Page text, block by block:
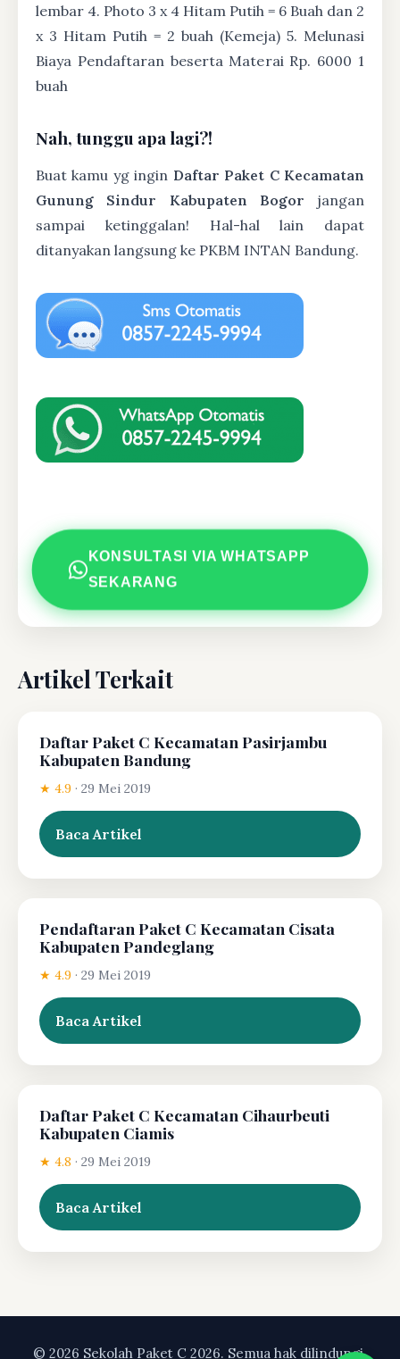
lembar 4. Photo 3 x 4 Hitam Putih = 6 Buah dan 2
x 3 Hitam Putih = 2 buah (Kemeja) 5. Melunasi
Biaya Pendaftaran beserta Materai Rp. 6000 1
buah
Nah, tunggu apa lagi?!
Buat kamu yg ingin Daftar Paket C Kecamatan
Gunung Sindur Kabupaten Bogor jangan
sampai ketinggalan! Hal-hal lain dapat
ditanyakan langsung ke PKBM INTAN Bandung.
KONSULTASI VIA WHATSAPP
SEKARANG
Artikel Terkait
Daftar Paket C Kecamatan Pasirjambu
Kabupaten Bandung
★ 4.9 · 29 Mei 2019
Baca Artikel
Pendaftaran Paket C Kecamatan Cisata
Kabupaten Pandeglang
★ 4.9 · 29 Mei 2019
Baca Artikel
Daftar Paket C Kecamatan Cihaurbeuti
Kabupaten Ciamis
★ 4.8 · 29 Mei 2019
Baca Artikel
© 2026 Sekolah Paket C 2026. Semua hak dilindungi.